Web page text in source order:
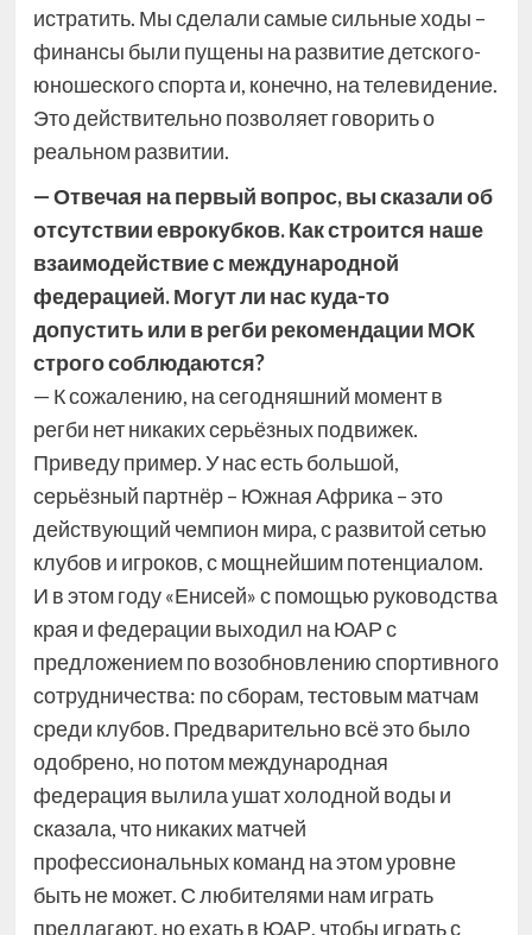
истратить. Мы сделали самые сильные ходы –
финансы были пущены на развитие детского-
юношеского спорта и, конечно, на телевидение.
Это действительно позволяет говорить о
реальном развитии.
— Отвечая на первый вопрос, вы сказали об
отсутствии еврокубков. Как строится наше
взаимодействие с международной
федерацией. Могут ли нас куда-то
допустить или в регби рекомендации МОК
строго соблюдаются?
— К сожалению, на сегодняшний момент в
регби нет никаких серьёзных подвижек.
Приведу пример. У нас есть большой,
серьёзный партнёр – Южная Африка – это
действующий чемпион мира, с развитой сетью
клубов и игроков, с мощнейшим потенциалом.
И в этом году «Енисей» с помощью руководства
края и федерации выходил на ЮАР с
предложением по возобновлению спортивного
сотрудничества: по сборам, тестовым матчам
среди клубов. Предварительно всё это было
одобрено, но потом международная
федерация вылила ушат холодной воды и
сказала, что никаких матчей
профессиональных команд на этом уровне
быть не может. С любителями нам играть
предлагают, но ехать в ЮАР, чтобы играть с